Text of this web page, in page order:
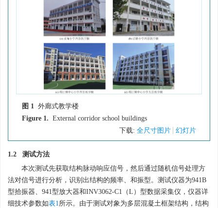
图 1 外廊式教学楼
Figure 1. External corridor school buildings
下载: 全尺寸图片 幻灯片
1.2 测试方法
本次测试先获取结构脉动响应信号，然后通过随机信号处理方
法对信号进行分析，识别出结构的频率、和振型。测试仪器为941B
型拾振器、941型放大器和INV3062-C1（L）型数据采集仪，仪器详
细技术参数如表1所示。由于测试对象为多层混凝土框架结构，结构